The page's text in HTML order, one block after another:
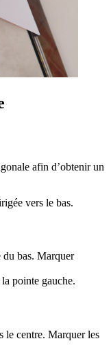
afin d’obtenir un
vers le bas.
du bas. Marquer
pointe gauche.
le centre. Marquer les